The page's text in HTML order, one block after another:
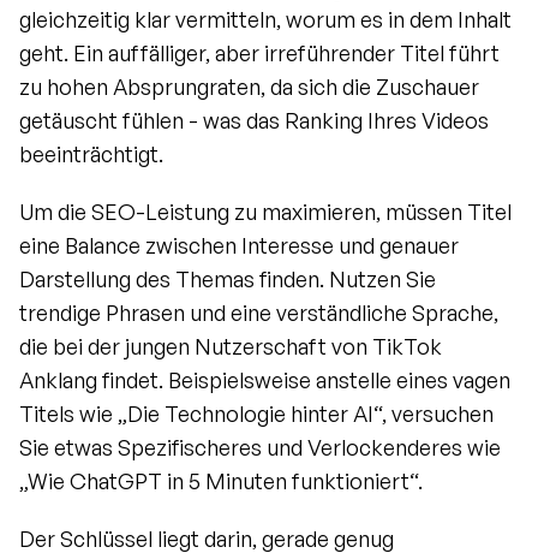
gleichzeitig klar vermitteln, worum es in dem Inhalt
geht. Ein auffälliger, aber irreführender Titel führt
zu hohen Absprungraten, da sich die Zuschauer
getäuscht fühlen - was das Ranking Ihres Videos
beeinträchtigt.
Um die SEO-Leistung zu maximieren, müssen Titel
eine Balance zwischen Interesse und genauer
Darstellung des Themas finden. Nutzen Sie
trendige Phrasen und eine verständliche Sprache,
die bei der jungen Nutzerschaft von TikTok
Anklang findet. Beispielsweise anstelle eines vagen
Titels wie „Die Technologie hinter AI“, versuchen
Sie etwas Spezifischeres und Verlockenderes wie
„Wie ChatGPT in 5 Minuten funktioniert“.
Der Schlüssel liegt darin, gerade genug